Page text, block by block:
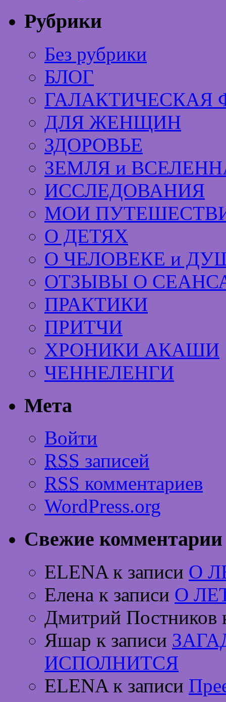
Рубрики
Без рубрики
БЛОГ
ГАЛАКТИЧЕСКАЯ
ДЛЯ ЖЕНЩИН
ЗДОРОВЬЕ
ЗЕМЛЯ и
ИССЛЕДОВАНИЯ
МОИ
О ДЕТЯХ
О ЧЕЛОВЕКЕ и
ОТЗЫВЫ О
ПРАКТИКИ
ПРИТЧИ
ХРОНИКИ АКАШИ
ЧЕННЕЛЕНГИ
Мета
Войти
RSS записей
RSS комментариев
WordPress.org
Свежие комментарии
ELENA к записи О
Елена к записи О
Дмитрий Постников
Яшар к записи
ИСПОЛНИТСЯ
ELENA к записи